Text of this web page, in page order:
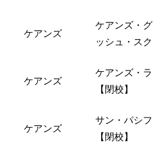
ケアンズ
ケアンズ・
ッシュ・ス
ケアンズ
ケアンズ・
【閉校】
ケアンズ
サン・パシ
【閉校】